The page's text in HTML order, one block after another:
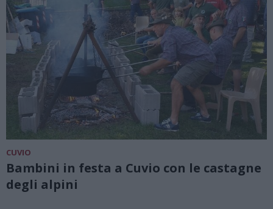
CUVIO
Bambini in festa a Cuvio con le castagne
degli alpini